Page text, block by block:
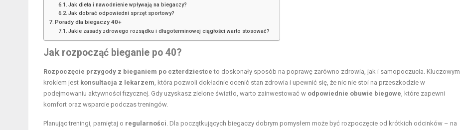
Jak dieta i nawodnienie wpływają na biegaczy?
Jak dobrać odpowiedni sprzęt sportowy?
Porady dla biegaczy 40+
Jakie zasady zdrowego rozsądku i długoterminowej ciągłości warto stosować?
Jak rozpocząć bieganie po 40?
Rozpoczęcie przygody z bieganiem po czterdziestce to doskonały sposób na poprawę zarówno zdrowia, jak i samopoczucia. Kluczowym
krokiem jest konsultacja z lekarzem, która pozwoli dokładnie ocenić stan zdrowia i upewnić się, że nic nie stoi na przeszkodzie w
podejmowaniu aktywności fizycznej. Gdy uzyskasz zielone światło, warto zainwestować w odpowiednie obuwie biegowe, które zapewni
komfort oraz wsparcie podczas treningów.
Planując treningi, pamiętaj o regularności. Dla początkujących biegaczy dobrym pomysłem może być rozpoczęcie od krótkich odcinków – na